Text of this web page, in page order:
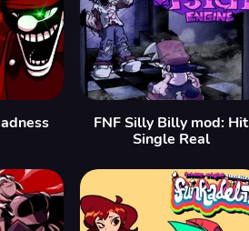
FNF Silly Billy mod: Hit
Single Real